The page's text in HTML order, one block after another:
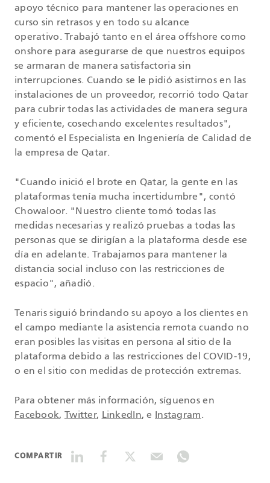
apoyo técnico para mantener las operaciones en
curso sin retrasos y en todo su alcance
operativo. Trabajó tanto en el área offshore como
onshore para asegurarse de que nuestros equipos
se armaran de manera satisfactoria sin
interrupciones. Cuando se le pidió asistirnos en las
instalaciones de un proveedor, recorrió todo Qatar
para cubrir todas las actividades de manera segura
y eficiente, cosechando excelentes resultados",
comentó el Especialista en Ingeniería de Calidad de
la empresa de Qatar.
"Cuando inició el brote en Qatar, la gente en las
plataformas tenía mucha incertidumbre", contó
Chowaloor. "Nuestro cliente tomó todas las
medidas necesarias y realizó pruebas a todas las
personas que se dirigían a la plataforma desde ese
día en adelante. Trabajamos para mantener la
distancia social incluso con las restricciones de
espacio", añadió.
Tenaris siguió brindando su apoyo a los clientes en
el campo mediante la asistencia remota cuando no
eran posibles las visitas en persona al sitio de la
plataforma debido a las restricciones del COVID-19,
o en el sitio con medidas de protección extremas.
Para obtener más información, síguenos en
Facebook, Twitter, LinkedIn, e Instagram.
COMPARTIR